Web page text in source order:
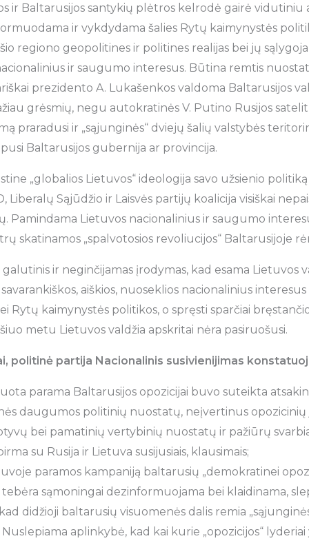
ir Baltarusijos santykių plėtros kelrodė gairė vidutiniu
ir vykdydama šalies Rytų kaimynystės
regiono geopolitines ir politines realijas bei jų
ir saugumo interesus. Būtina remtis
prezidento A. Lukašenkos valdoma Baltarusijos
grėsmių, negu autokratinės V. Putino Rusijos
praradusi ir „sąjunginės“ dviejų šalių valstybės
Baltarusijos gubernija ar provincija.
„globalios Lietuvos“ ideologija savo užsienio
Liberalų Sąjūdžio ir Laisvės partijų koalicija visiškai
Pamindama Lietuvos nacionalinius ir saugumo
skatinamos „spalvotosios revoliucijos“ Baltarusijoje
galutinis ir neginčijamas įrodymas, kad esama Lietuvos
aiškios, nuoseklios nacionalinius
Rytų kaimynystės politikos, o spręsti sparčiai
metu Lietuvos valdžia apskritai nėra pasiruošusi.
politinė partija Nacionalinis susivienijimas
parama Baltarusijos opozicijai buvo suteikta
daugumos politinių nuostatų, neįvertinus
bei pamatinių vertybinių nuostatų ir pažiūrų
su Rusija ir Lietuva susijusiais, klausimais;
paramos kampaniją baltarusių „demokratinei
sąmoningai dezinformuojama bei klaidinama,
didžioji baltarusių visuomenės dalis remia
aplinkybė, kad kai kurie „opozicijos“